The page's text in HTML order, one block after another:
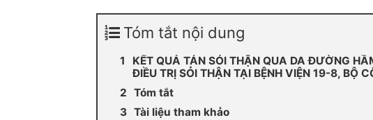
Tóm tắt nội dung
KẾT QUẢ TÁN SỎI THẬN QUA DA ĐƯỜNG
ĐIỀU TRỊ SỎI THẬN TẠI BỆNH VIỆN 19-8, BỘ
Tóm tắt
Tài liệu tham khảo